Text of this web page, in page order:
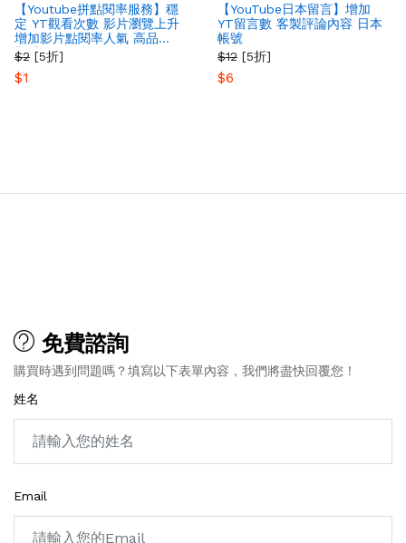
【Youtube拼點閱率服務】穩
定 YT觀看次數 影片瀏覽上升
增加影片點閱率人氣 高品質
觀看
$2 [5折]
$1
【YouTube日本留言】增加
YT留言數 客製評論內容 日本
帳號
$12 [5折]
$6
免費諮詢
購買時遇到問題嗎？填寫以下表單內容，我們將盡快回覆您！
姓名
Email